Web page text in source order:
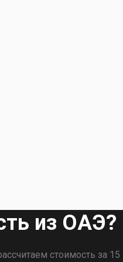
из ОАЭ?
стоимость за 15